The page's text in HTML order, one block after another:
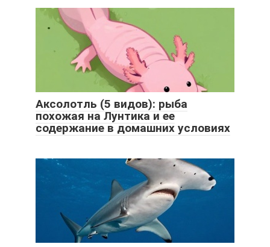
Аксолотль (5 видов): рыба
похожая на Лунтика и ее
содержание в домашних условиях